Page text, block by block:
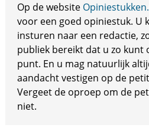
Op de website
voor een goed opiniestuk. U
insturen naar een redactie,
publiek bereikt dat u zo kunt
punt. En u mag natuurlijk
aandacht vestigen op de
Vergeet de oproep om de
niet.